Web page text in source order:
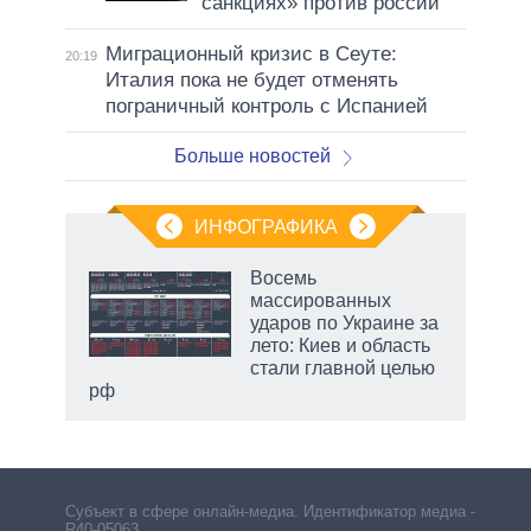
20:19
Миграционный кризис в Сеуте:
Италия пока не будет отменять
пограничный контроль с Испанией
Больше новостей
ИНФОГРАФИКА
Восемь
массированных
ударов по Украине за
лето: Киев и область
стали главной целью
рф
Субъект в сфере онлайн-медиа. Идентификатор медиа –